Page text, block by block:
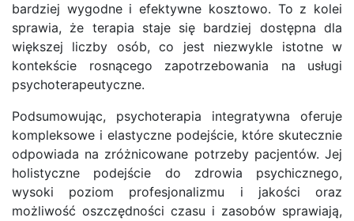
bardziej wygodne i efektywne kosztowo. To z kolei
sprawia, że terapia staje się bardziej dostępna dla
większej liczby osób, co jest niezwykle istotne w
kontekście rosnącego zapotrzebowania na usługi
psychoterapeutyczne.
Podsumowując, psychoterapia integratywna oferuje
kompleksowe i elastyczne podejście, które skutecznie
odpowiada na zróżnicowane potrzeby pacjentów. Jej
holistyczne podejście do zdrowia psychicznego,
wysoki poziom profesjonalizmu i jakości oraz
możliwość oszczędności czasu i zasobów sprawiają,